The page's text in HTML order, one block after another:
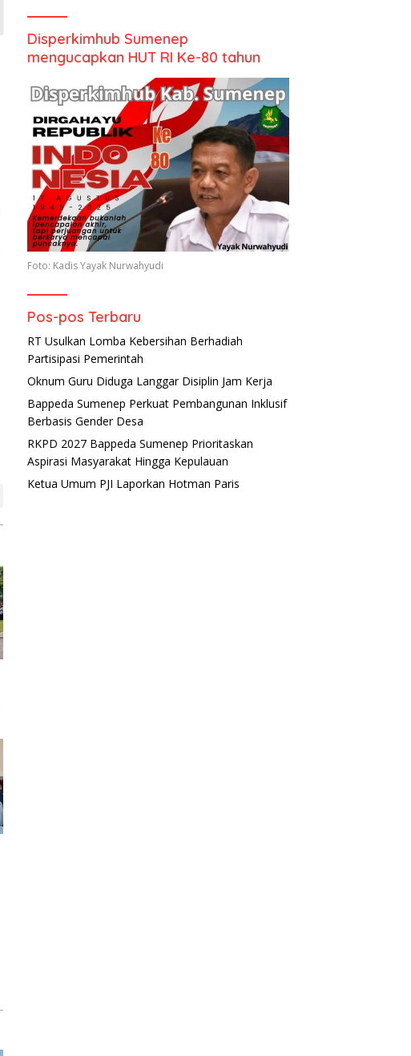
Disperkimhub Sumenep
mengucapkan HUT RI Ke-80 tahun
Foto: Kadis Yayak Nurwahyudi
Pos-pos Terbaru
RT Usulkan Lomba Kebersihan Berhadiah
Partisipasi Pemerintah
Oknum Guru Diduga Langgar Disiplin Jam Kerja
Bappeda Sumenep Perkuat Pembangunan Inklusif
Berbasis Gender Desa
RKPD 2027 Bappeda Sumenep Prioritaskan
Aspirasi Masyarakat Hingga Kepulauan
Ketua Umum PJI Laporkan Hotman Paris